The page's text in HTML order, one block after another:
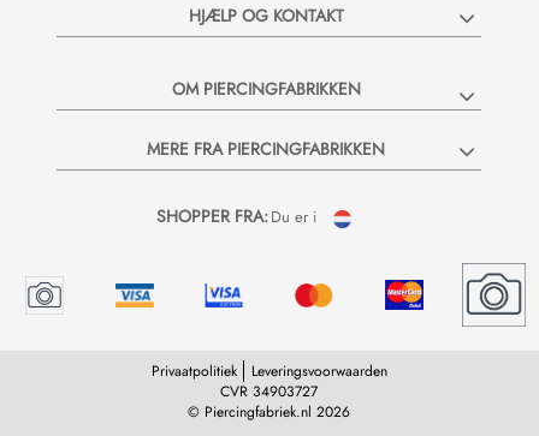
HJÆLP OG KONTAKT
OM PIERCINGFABRIKKEN
MERE FRA PIERCINGFABRIKKEN
SHOPPER FRA:Du er i
© Piercingfabriek.nl 2026
CVR 34903727
Privaatpolitiek Leveringsvoorwaarden